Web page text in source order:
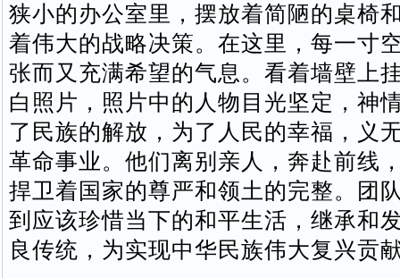
狭小的办公室里，摆放着简陋的桌椅
着伟大的战略决策。在这里，每一寸
张而又充满希望的气息。看着墙壁上
白照片，照片中的人物目光坚定，神
了民族的解放，为了人民的幸福，义
革命事业。他们离别亲人，奔赴前线
捍卫着国家的尊严和领土的完整。团
到应该珍惜当下的和平生活，继承和
良传统，为实现中华民族伟大复兴贡